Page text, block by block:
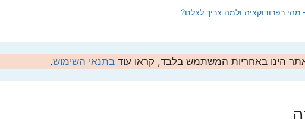
מהי רפרודוקציה ולמה צריך לצלם?
הינו באחריות המשתמש בלבד, קראו עוד בתנאי השימוש.